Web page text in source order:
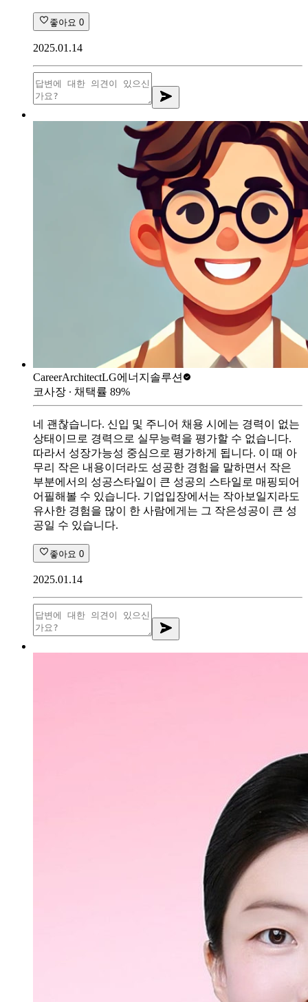
좋아요 0
2025.01.14
CareerArchitectLG에너지솔루션
코사장 ∙ 채택률 89%
네 괜찮습니다. 신입 및 주니어 채용 시에는 경력이 없는
상태이므로 경력으로 실무능력을 평가할 수 없습니다.
따라서 성장가능성 중심으로 평가하게 됩니다. 이 때 아
무리 작은 내용이더라도 성공한 경험을 말하면서 작은
부분에서의 성공스타일이 큰 성공의 스타일로 매핑되어
어필해볼 수 있습니다. 기업입장에서는 작아보일지라도
유사한 경험을 많이 한 사람에게는 그 작은성공이 큰 성
공일 수 있습니다.
좋아요 0
2025.01.14